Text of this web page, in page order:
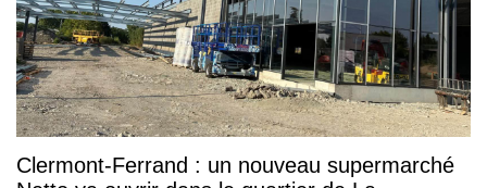
Clermont-Ferrand : un nouveau supermarché